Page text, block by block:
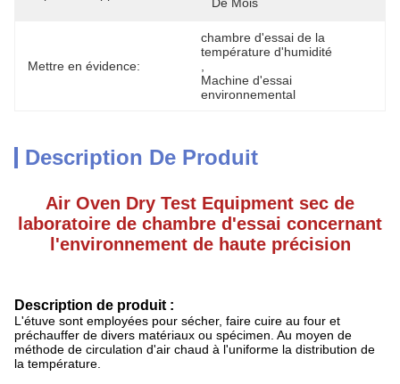
Mettre en évidence:
chambre d'essai de la
température d'humidité
Machine d'essai
environnemental
Description De Produit
Air Oven Dry Test Equipment sec de
laboratoire de chambre d'essai concernant
l'environnement de haute précision
Description de produit :
L'étuve sont employées pour sécher, faire cuire au four et
préchauffer de divers matériaux ou spécimen. Au moyen de
méthode de circulation d'air chaud à l'uniforme la distribution de
la température.